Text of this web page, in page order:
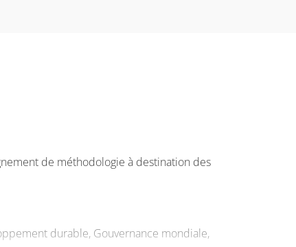
de méthodologie à destination des
durable, Gouvernance mondiale,